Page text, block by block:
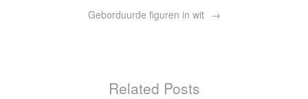
Geborduurde figuren in wit
Related Posts